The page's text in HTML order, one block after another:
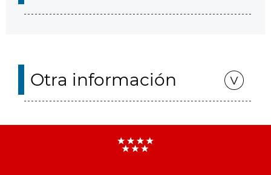
Otra información